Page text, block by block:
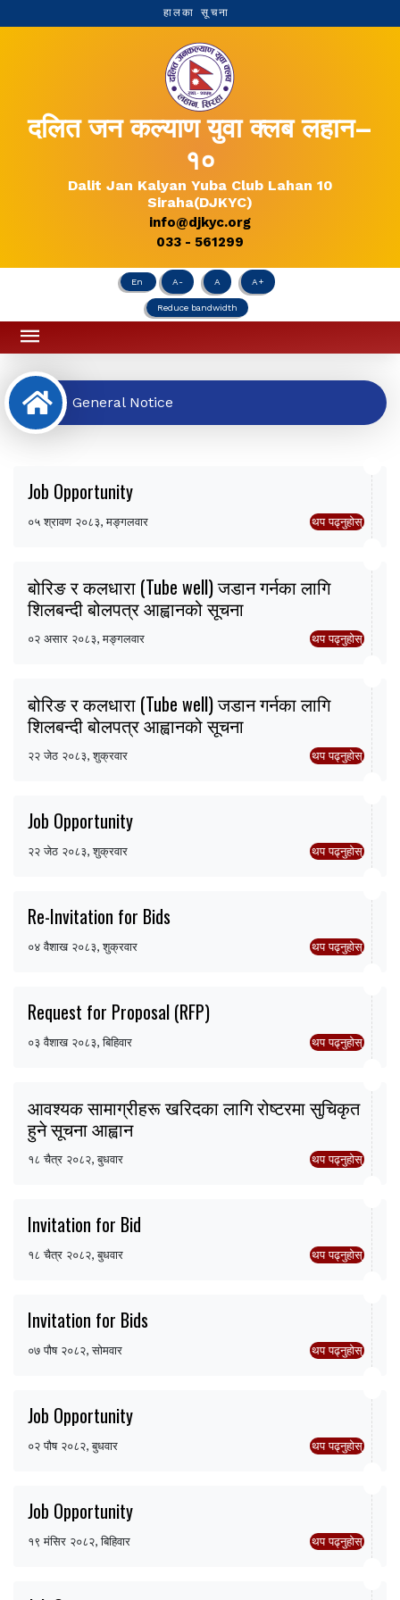
हालका सूचना
दलित जन कल्याण युवा क्लब लहान–
१०
Dalit Jan Kalyan Yuba Club Lahan 10
Siraha(DJKYC)
info@djkyc.org
033 - 561299
En A- A A+
Reduce bandwidth
General Notice
Job Opportunity
थप पढ्नुहोस्
०५ श्रावण २०८३, मङ्गलवार
बोरिङ र कलधारा (Tube well) जडान गर्नका लागि
शिलबन्दी बोलपत्र आह्वानको सूचना
थप पढ्नुहोस्
०२ असार २०८३, मङ्गलवार
बोरिङ र कलधारा (Tube well) जडान गर्नका लागि
शिलबन्दी बोलपत्र आह्वानको सूचना
थप पढ्नुहोस्
२२ जेठ २०८३, शुक्रवार
Job Opportunity
थप पढ्नुहोस्
२२ जेठ २०८३, शुक्रवार
Re-Invitation for Bids
थप पढ्नुहोस्
०४ वैशाख २०८३, शुक्रवार
Request for Proposal (RFP)
थप पढ्नुहोस्
०३ वैशाख २०८३, बिहिवार
आवश्यक सामाग्रीहरू खरिदका लागि रोष्टरमा सुचिकृत
हुने सूचना आह्वान
थप पढ्नुहोस्
१८ चैत्र २०८२, बुधवार
Invitation for Bid
थप पढ्नुहोस्
१८ चैत्र २०८२, बुधवार
Invitation for Bids
थप पढ्नुहोस्
०७ पौष २०८२, सोमवार
Job Opportunity
थप पढ्नुहोस्
०२ पौष २०८२, बुधवार
Job Opportunity
थप पढ्नुहोस्
१९ मंसिर २०८२, बिहिवार